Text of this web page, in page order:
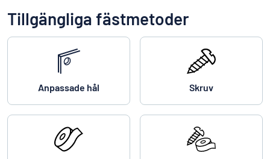
Tillgängliga fästmetoder
Anpassade hål Skruv